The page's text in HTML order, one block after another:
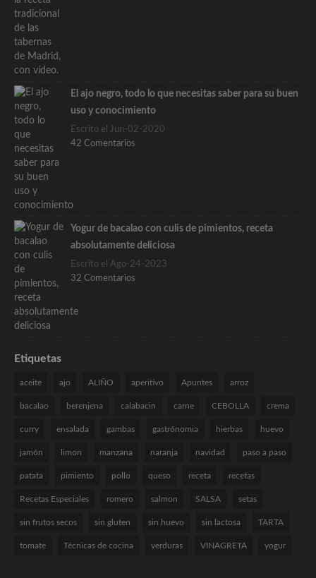
El ajo negro, todo lo que necesitas saber para su buen
uso y conocimiento
Escrito el Jun-02-2020
42 Comentarios
Yogur de bacalao con culis de pimientos, receta
absolutamente deliciosa
Escrito el Ago-24-2023
32 Comentarios
Etiquetas
aceite ajo ALIÑO aperitivo Apuntes arroz
bacalao berenjena calabacin carne CEBOLLA crema
curry ensalada gambas gastrónomia hierbas huevo
jamón limon manzana naranja navidad paso a paso
patata pimiento pollo queso receta recetas
Recetas Especiales romero salmon SALSA setas
sin frutos secos sin gluten sin huevo sin lactosa TARTA
tomate Técnicas de cocina verduras VINAGRETA yogur